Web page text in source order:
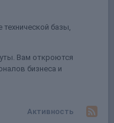
базы,
Вам откроются
бизнеса и
Активность